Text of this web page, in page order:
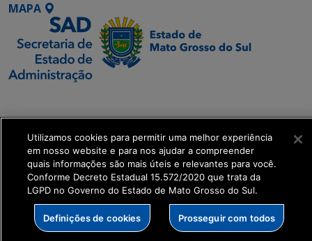
MAPA
Executiva de
Transformação Digital
get_footer();
Utilizamos cookies para permitir uma melhor experiência
em nosso website e para nos ajudar a compreender
quais informações são mais úteis e relevantes para você.
Conforme Decreto Estadual 15.572/2020 que trata da
LGPD no Governo do Estado de Mato Grosso do Sul.
Definições de cookies Prosseguir com todos